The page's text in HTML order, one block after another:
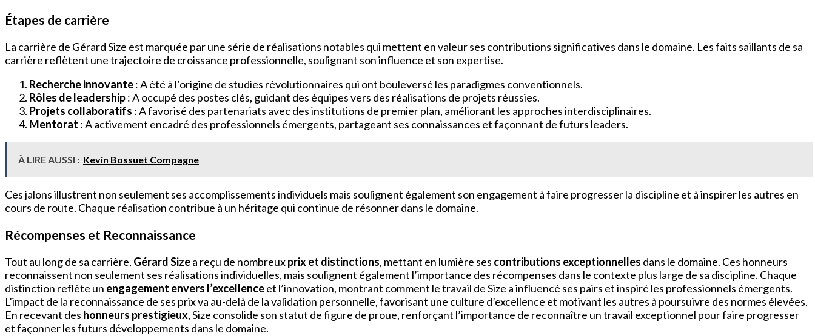
Étapes de carrière
La carrière de Gérard Size est marquée par une série de réalisations notables qui mettent en valeur ses contributions significatives dans le domaine. Les faits saillants de sa
carrière reflètent une trajectoire de croissance professionnelle, soulignant son influence et son expertise.
Recherche innovante: A été à l’origine de studies révolutionnaires qui ont bouleversé les paradigmes conventionnels.
Rôles de leadership: A occupé des postes clés, guidant des équipes vers des réalisations de projets réussies.
Projets collaboratifs : A favorisé des partenariats avec des institutions de premier plan, améliorant les approches interdisciplinaires.
Mentorat : A activement encadré des professionnels émergents, partageant ses connaissances et façonnant de futurs leaders.
À LIRE AUSSI : Kevin Bossuet Compagne
Ces jalons illustrent non seulement ses accomplissements individuels mais soulignent également son engagement à faire progresser la discipline et à inspirer les autres en
cours de route. Chaque réalisation contribue à un héritage qui continue de résonner dans le domaine.
Récompenses et Reconnaissance
Tout au long de sa carrière, Gérard Sizea reçu de nombreuxprix et distinctions, mettant en lumière ses contributions exceptionnelles dans le domaine. Ces honneurs
reconnaissent non seulement ses réalisations individuelles, mais soulignent également l’importance des récompenses dans le contexte plus large de sa discipline. Chaque
distinction reflète un engagement envers l’excellenceet l’innovation, montrant comment le travail de Size a influencé ses pairs et inspiré les professionnels émergents.
L’impact de la reconnaissance de ses prix va au-delà de la validation personnelle, favorisant une culture d’excellence et motivant les autres à poursuivre des normes élevées.
En recevant des honneurs prestigieux, Size consolide son statut de figure de proue, renforçant l’importance de reconnaître un travail exceptionnel pour faire progresser
et façonner les futurs développements dans le domaine.